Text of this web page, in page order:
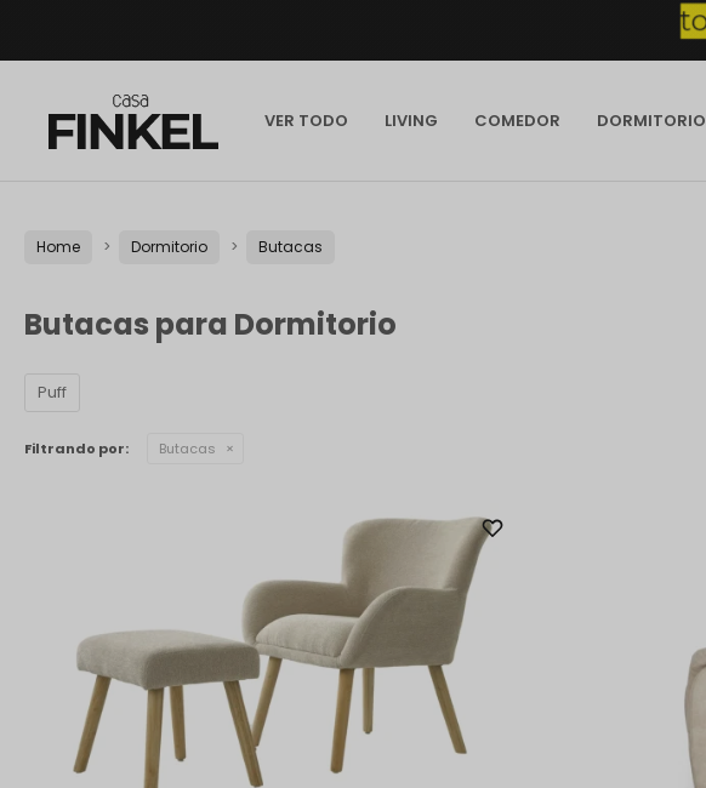
VER TODO LIVING COMEDOR DORMITORIO
Home Dormitorio Butacas
Butacas para Dormitorio
Puff
Filtrando por: Butacas